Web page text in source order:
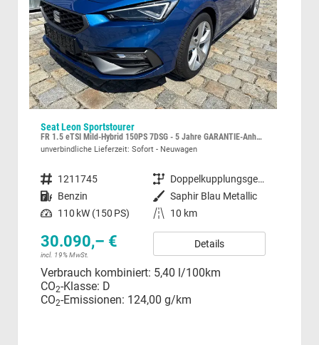
Seat Leon Sportstourer
FR 1.5 eTSI Mild-Hybrid 150PS 7DSG - 5 Jahre GARANTIE-Anhängerkupplung-MATRIX LED-WINTER-SHZ-ACC-Klimaautomatik 3Zonen-beheiz.Lenkrad-NAVI-Ambiente-2xPDC-Rückfahrkamera-ALU17"-DAB-elektr. Fensterheber-RDKS-Sunset-USB-Sofort
unverbindliche Lieferzeit: Sofort Neuwagen
Fahrzeugnummer 1211745 Getriebe
Doppelkupplungsgetriebe (DSG)
Kraftstoff Benzin Außenfarbe Saphir Blau Metallic
Leistung 110 kW (150 PS) Kilometerstand 10 km
30.090,– €
incl. 19% MwSt.
Details
Verbrauch kombiniert: 5,40 l/100km
CO2-Klasse: D
CO2-Emissionen: 124,00 g/km